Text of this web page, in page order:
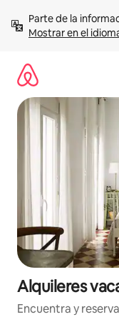
contenidoMostrar en el
Alquileres
Encuentra y